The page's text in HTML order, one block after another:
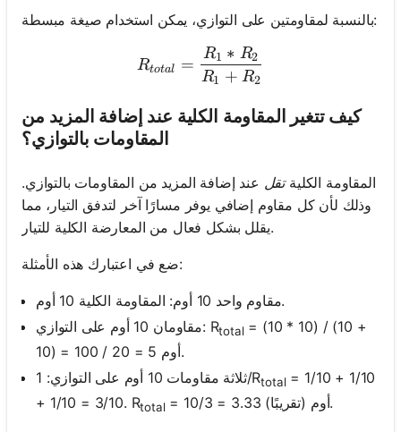
بالنسبة لمقاومتين على التوازي، يمكن استخدام صيغة مبسطة:
R_{total} = \frac{R_1 *
Rtotal =
R1 + R2
R1 ∗ R2
كيف تتغير المقاومة الكلية عند إضافة المزيد من
المقاومات بالتوازي؟
المقاومة الكليةتقل عند إضافة المزيد من المقاومات بالتوازي.
وذلك لأن كل مقاوم إضافي يوفر مسارًا آخر لتدفق التيار، مما
يقلل بشكل فعال من المعارضة الكلية للتيار.
ضع في اعتبارك هذه الأمثلة:
مقاوم واحد 10 أوم: المقاومة الكلية 10 أوم.
مقاومان 10 أوم على التوازي: Rtotal= (10 * 10) / (10 +
10) = 100 / 20 = 5 أوم.
ثلاثة مقاومات 10 أوم على التوازي: 1/Rtotal= 1/10 + 1/10
+ 1/10 = 3/10. Rtotal = 10/3 = 3.33 أوم (تقريبًا).